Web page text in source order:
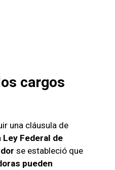
cargos
una cláusula de
Ley Federal de
se estableció que
pueden